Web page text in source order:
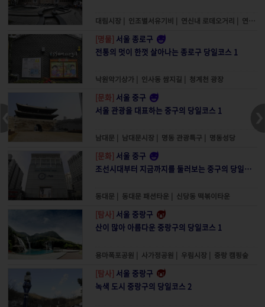
대림시장| 인조별서유기비 | 연신내 로데오거리 | 연신내 물빛공원
[명물] 서울 종로구
전통의 멋이 한껏 살아나는 종로구 당일코스 1
낙원악기상가| 인사동 쌈지길 청계천 광장
[문화] 서울 중구
서울 관광을 대표하는 중구의 당일코스 1
남대문 남대문시장| 명동 관광특구| 명동성당
[문화] 서울 중구
조선시대부터 지금까지를 둘러보는 중구의 당일코스 2
동대문 동대문 패션타운 신당동 떡볶이타운
[탐사] 서울 중랑구
산이 많아 아름다운 중랑구의 당일코스 1
용마폭포공원 | 사가정공원 | 우림시장| 중랑 캠핑숲
[탐사] 서울 중랑구
녹색 도시 중랑구의 당일코스 2